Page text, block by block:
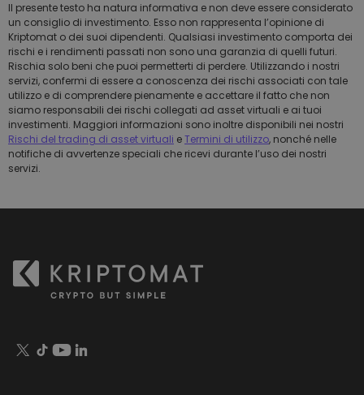
Il presente testo ha natura informativa e non deve essere considerato
un consiglio di investimento. Esso non rappresenta l’opinione di
Kriptomat o dei suoi dipendenti. Qualsiasi investimento comporta dei
rischi e i rendimenti passati non sono una garanzia di quelli futuri.
Rischia solo beni che puoi permetterti di perdere. Utilizzando i nostri
servizi, confermi di essere a conoscenza dei rischi associati con tale
utilizzo e di comprendere pienamente e accettare il fatto che non
siamo responsabili dei rischi collegati ad asset virtuali e ai tuoi
investimenti. Maggiori informazioni sono inoltre disponibili nei nostri
Rischi del trading di asset virtuali eTermini di utilizzo, nonché nelle
notifiche di avvertenze speciali che ricevi durante l’uso dei nostri
servizi.